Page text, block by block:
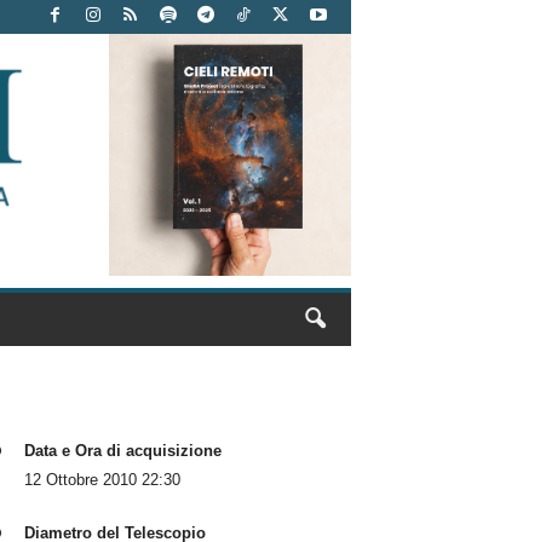
Data e Ora di acquisizione
12 Ottobre 2010 22:30
Diametro del Telescopio